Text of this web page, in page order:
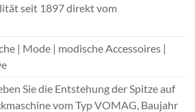
seit 1897 direkt vom
| Mode | modische Accessoires |
Sie die Entstehung der Spitze auf
vom Typ VOMAG, Baujahr